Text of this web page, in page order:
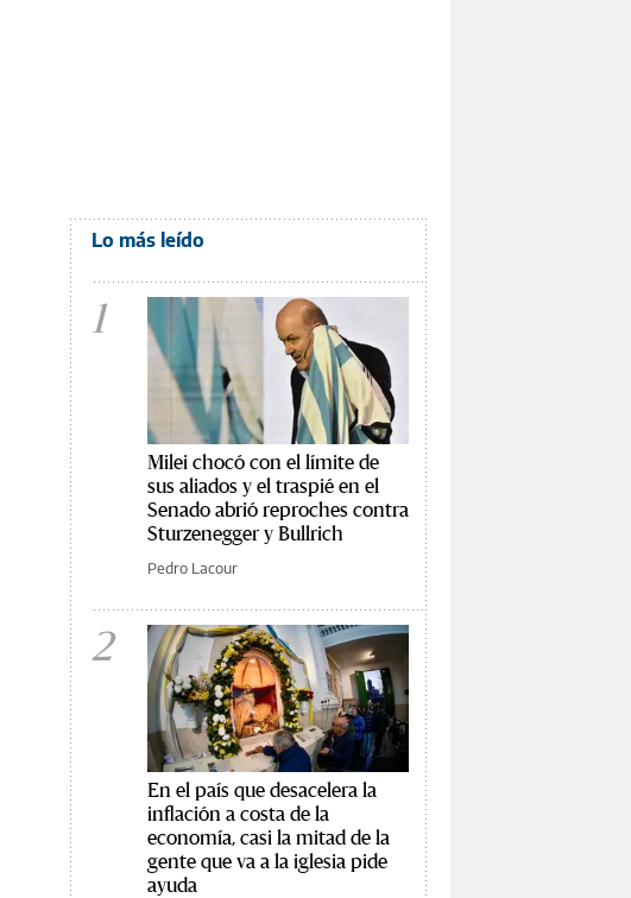
Lo más leído
1
Milei chocó con el límite de
sus aliados y el traspié en el
Senado abrió reproches contra
Sturzenegger y Bullrich
Pedro Lacour
2
En el país que desacelera la
inflación a costa de la
economía, casi la mitad de la
gente que va a la iglesia pide
ayuda